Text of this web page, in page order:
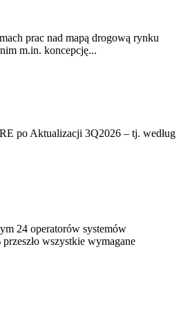
prac nad mapą drogową rynku
m.in. koncepcję...
po Aktualizacji 3Q2026 – tj. według
24 operatorów systemów
wszystkie wymagane